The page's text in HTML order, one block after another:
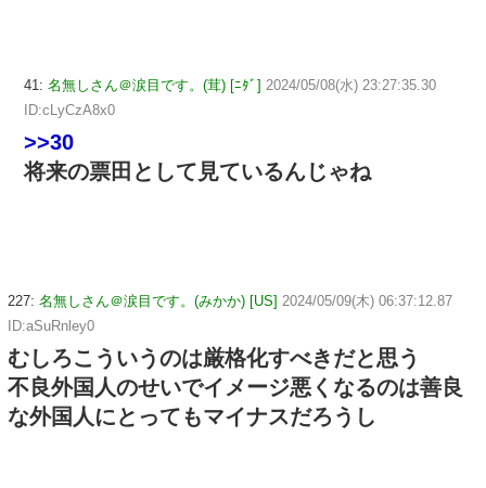
41: 名無しさん＠涙目です。(茸) [ﾆﾀﾞ] 2024/05/08(水) 23:27:35.30
ID:cLyCzA8x0
>>30
将来の票田として見ているんじゃね
227: 名無しさん＠涙目です。(みかか) [US] 2024/05/09(木) 06:37:12.87
ID:aSuRnley0
むしろこういうのは厳格化すべきだと思う
不良外国人のせいでイメージ悪くなるのは善良
な外国人にとってもマイナスだろうし